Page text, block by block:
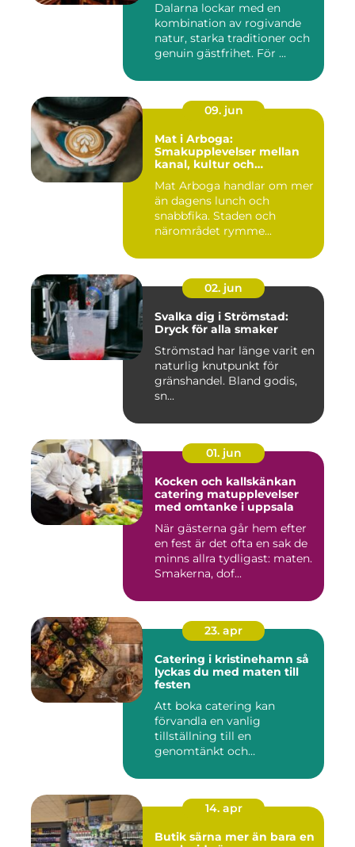
Dalarna lockar med en
kombination av rogivande
natur, starka traditioner och
genuin gästfrihet. För ...
09. jun
Mat i Arboga:
Smakupplevelser mellan
kanal, kultur och
Mat Arboga handlar om mer
än dagens lunch och
snabbfika. Staden och
närområdet rymme...
02. jun
Svalka dig i Strömstad:
Dryck för alla smaker
Strömstad har länge varit en
naturlig knutpunkt för
gränshandel. Bland godis,
sn...
01. jun
Kocken och kallskänkan
catering matupplevelser
med omtanke i uppsala
När gästerna går hem efter
en fest är det ofta en sak de
minns allra tydligast: maten.
Smakerna, dof...
23. apr
Catering i kristinehamn så
lyckas du med maten till
festen
Att boka catering kan
förvandla en vanlig
tillställning till en
genomtänkt och
14. apr
Butik särna mer än bara en